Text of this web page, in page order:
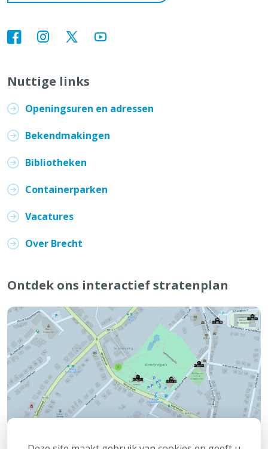
Nuttige links
Openingsuren en adressen
Bekendmakingen
Bibliotheken
Containerparken
Vacatures
Over Brecht
Ontdek ons interactief stratenplan